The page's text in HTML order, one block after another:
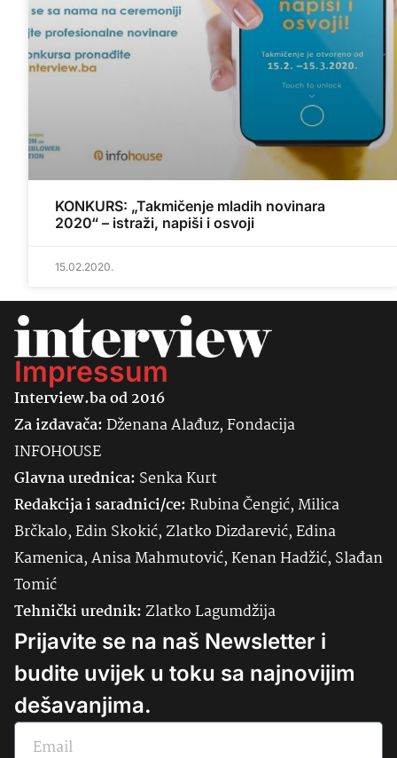
KONKURS: „Takmičenje mladih novinara
2020“ – istraži, napiši i osvoji
15.02.2020.
Impressum
Interview.ba od 2016
Za izdavača:Dženana Alađuz, Fondacija
INFOHOUSE
Glavna urednica: SenkaKurt
Redakcija i saradnici/ce:Rubina Čengić, Milica
Brčkalo, Edin Skokić, Zlatko Dizdarević, Edina
Kamenica, Anisa Mahmutović, Kenan Hadžić, Slađan
Tomić
Tehnički urednik:Zlatko Lagumdžija
Prijavite se na naš Newsletter i
budite uvijek u toku sa najnovijim
dešavanjima.